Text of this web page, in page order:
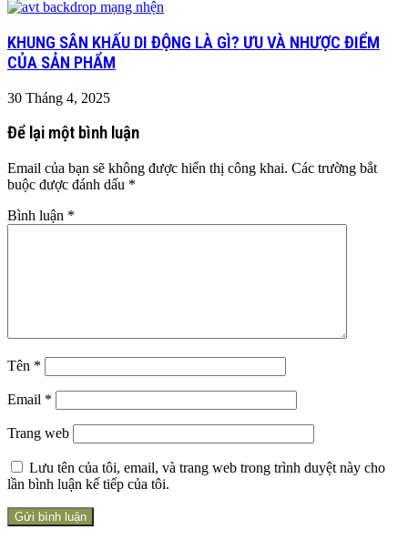
KHUNG SÂN KHẤU DI ĐỘNG LÀ GÌ? ƯU VÀ NHƯỢC ĐIỂM
CỦA SẢN PHẨM
30 Tháng 4, 2025
Để lại một bình luận
Email của bạn sẽ không được hiển thị công khai. Các trường bắt
buộc được đánh dấu *
Bình luận *
Tên *
Email *
Trang web
Lưu tên của tôi, email, và trang web trong trình duyệt này cho
lần bình luận kế tiếp của tôi.